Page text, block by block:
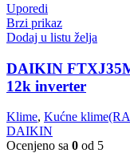
Uporedi
Brzi prikaz
Dodaj u listu želja
DAIKIN
12k inverter
Klime, Kućne
DAIKIN
Ocenjeno sa 0 od 5